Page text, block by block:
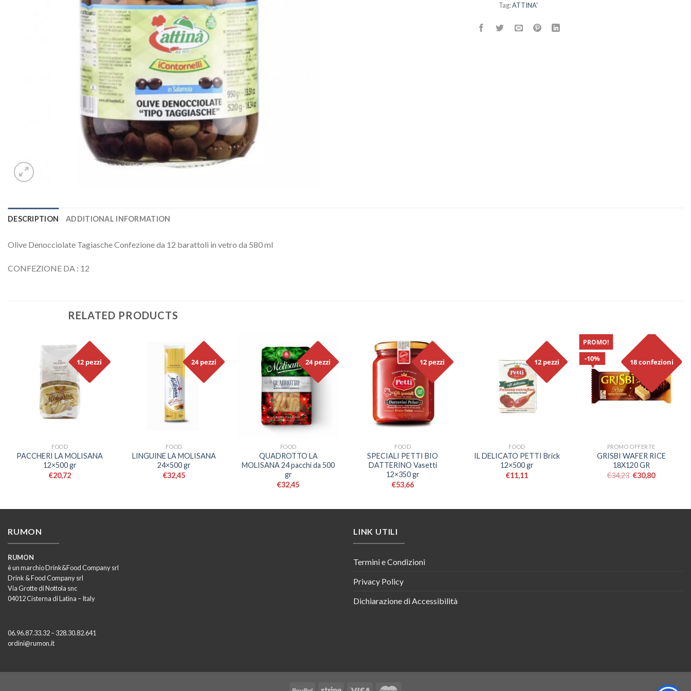
Tag:ATTINA'
DESCRIPTION ADDITIONAL INFORMATION
Olive Denocciolate Tagiasche Confezione da 12 barattoli in vetro da 580 ml
CONFEZIONE DA : 12
RELATED PRODUCTS
12 pezzi
FOOD
PACCHERI LA MOLISANA
12×500 gr
€20,72
24 pezzi
FOOD
LINGUINE LA MOLISANA
24×500 gr
€32,45
24 pezzi
FOOD
QUADROTTO LA
MOLISANA 24 pacchi da 500
gr
€32,45
12 pezzi
FOOD
SPECIALI PETTI BIO
DATTERINO Vasetti
12×350 gr
€53,66
12 pezzi
FOOD
IL DELICATO PETTI Brick
12×500 gr
€11,11
18 confezioni
10%
PROMO!
PROMO OFFERTE
GRISBI WAFER RICE
18X120 GR
€34,23 €30,80
RUMON
RUMON
è un marchio Drink&Food Company srl
Drink & Food Company srl
Via Grotte di Nottola snc
04012 Cisterna di Latina – Italy
06.96.87.33.32 – 328.30.82.641
ordini@rumon.it
LINK UTILI
Termini e Condizioni
Privacy Policy
Dichiarazione di Accessibilità